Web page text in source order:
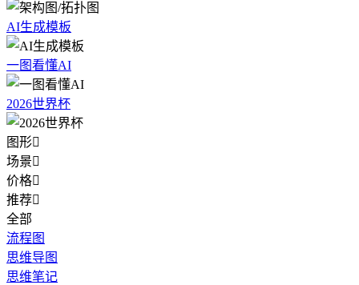
AI生成模板
一图看懂AI
2026世界杯
图形
场景
价格
推荐
全部
流程图
思维导图
思维笔记